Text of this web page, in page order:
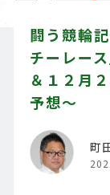
闘う競輪
チーレー
＆１２月
予想～
町